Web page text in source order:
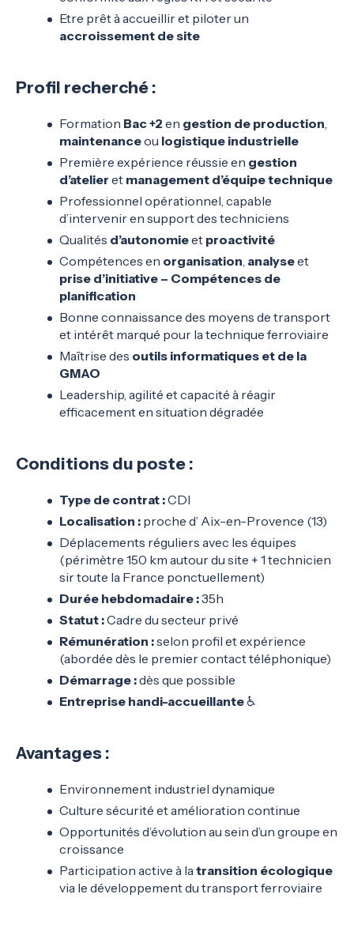
Etre prêt à accueillir et piloter un
accroissement de site
Profil recherché :
Formation Bac +2 en gestion de production,
maintenanceou logistique industrielle
Première expérience réussie en gestion
d’atelier et management d’équipe technique
Professionnel opérationnel, capable
d’intervenir en support des techniciens
Qualités d’autonomieet proactivité
Compétences en organisation, analyseet
prise d’initiative – Compétences de
planification
Bonne connaissance des moyens de transport
et intérêt marqué pour la technique ferroviaire
Maîtrise des outils informatiques et de la
GMAO
Leadership, agilité et capacité à réagir
efficacement en situation dégradée
Conditions du poste :
Type de contrat :CDI
Localisation : proche d’ Aix-en-Provence (13)
Déplacements réguliers avec les équipes
(périmètre 150 km autour du site + 1 technicien
sir toute la France ponctuellement)
Durée hebdomadaire :35h
Statut :Cadre du secteur privé
Rémunération :selon profil et expérience
(abordée dès le premier contact téléphonique)
Démarrage :dès que possible
Entreprise handi-accueillante ♿
Avantages :
Environnement industriel dynamique
Culture sécurité et amélioration continue
Opportunités d’évolution au sein d’un groupe en
croissance
Participation active à latransition écologique
via le développement du transport ferroviaire